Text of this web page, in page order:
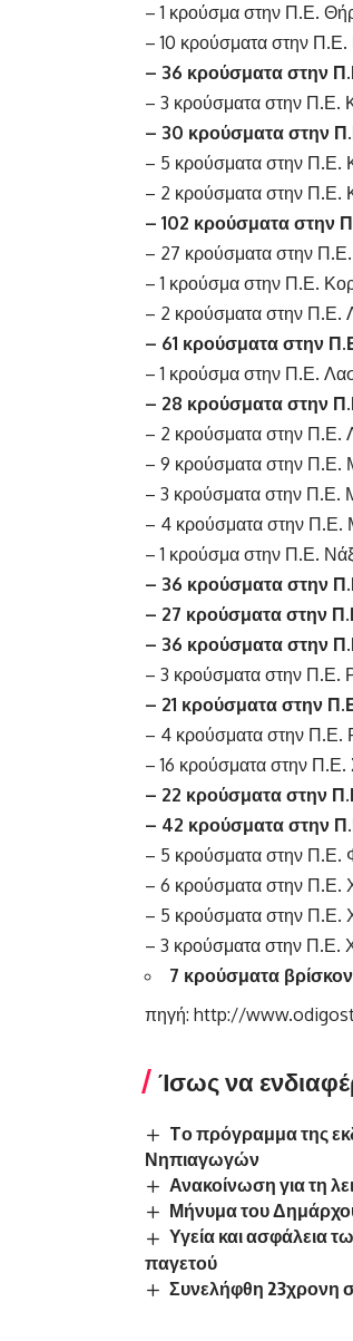
– 1 κρούσμα στην Π.Ε.
– 10 κρούσματα στην Π.Ε.
– 36 κρούσματα στην
– 3 κρούσματα στην Π.Ε.
– 30 κρούσματα στην
– 5 κρούσματα στην Π.Ε.
– 2 κρούσματα στην Π.Ε.
– 102 κρούσματα στην
– 27 κρούσματα στην
– 1 κρούσμα στην Π.Ε.
– 2 κρούσματα στην Π.Ε.
– 61 κρούσματα στην
– 1 κρούσμα στην Π.Ε.
– 28 κρούσματα στην
– 2 κρούσματα στην Π.Ε.
– 9 κρούσματα στην Π.Ε.
– 3 κρούσματα στην Π.Ε.
– 4 κρούσματα στην Π.Ε.
– 1 κρούσμα στην Π.Ε.
– 36 κρούσματα στην
– 27 κρούσματα στην
– 36 κρούσματα στην
– 3 κρούσματα στην Π.Ε.
– 21 κρούσματα στην
– 4 κρούσματα στην Π.Ε.
– 16 κρούσματα στην
– 22 κρούσματα στην
– 42 κρούσματα στην
– 5 κρούσματα στην Π.Ε.
– 6 κρούσματα στην Π.Ε.
– 5 κρούσματα στην Π.Ε.
– 3 κρούσματα στην Π.Ε.
7 κρούσματα
πηγή: http://
Ίσως να
Tο πρόγραμμα της
Νηπιαγωγών
Ανακοίνωση για τη
Μήνυμα του
Υγεία και ασφάλεια
παγετού
Συνελήφθη 23χρονη